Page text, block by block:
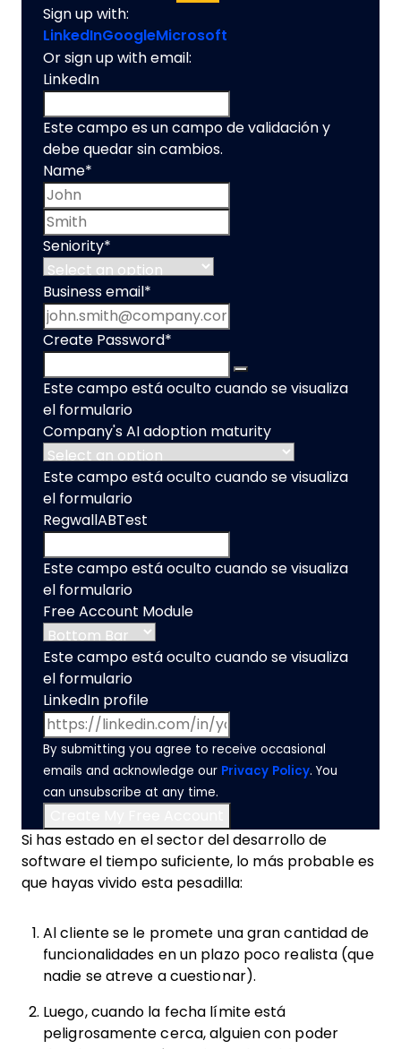
Sign up with:
LinkedInGoogleMicrosoft
Or sign up with email:
LinkedIn
Este campo es un campo de validación y
debe quedar sin cambios.
Name*
Seniority*
Business email *
Create Password*
Este campo está oculto cuando se visualiza
el formulario
Company's AI adoption maturity
Este campo está oculto cuando se visualiza
el formulario
RegwallABTest
Este campo está oculto cuando se visualiza
el formulario
Free Account Module
Este campo está oculto cuando se visualiza
el formulario
LinkedIn profile
By submitting you agree to receive occasional
emails and acknowledge our Privacy Policy. You
can unsubscribe at any time.
Si has estado en el sector del desarrollo de
software el tiempo suficiente, lo más probable es
que hayas vivido esta pesadilla:
Al cliente se le promete una gran cantidad de
funcionalidades en un plazo poco realista (que
nadie se atreve a cuestionar).
Luego, cuando la fecha límite está
peligrosamente cerca, alguien con poder